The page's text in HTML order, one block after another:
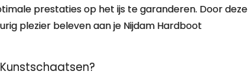
prestaties op het ijs te garanderen. Door deze
plezier beleven aan je Nijdam Hardboot